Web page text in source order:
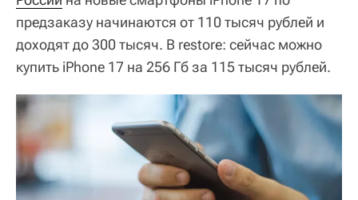
предзаказу начинаются от 110 тысяч рублей и
доходят до 300 тысяч. В restore: сейчас можно
купить iPhone 17 на 256 Гб за 115 тысяч рублей.